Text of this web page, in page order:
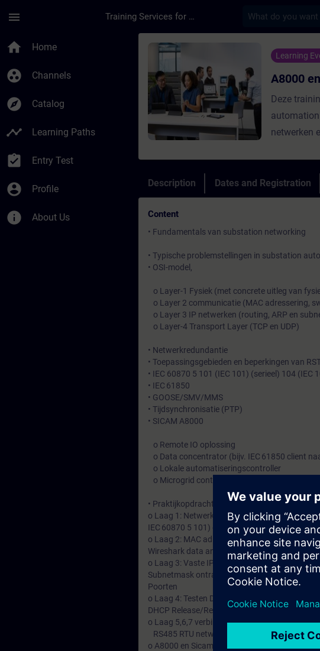
menu Training Services for Digital Industries
home Home
group_work Channels
explore Catalog
timeline Learning Paths
assignment_turned_in Entry Test
account_circle Profile
info About Us
Course - A8000 en
Learning
A8000
Deze
netwerken
technische
of
van
Description Dates and Registration
Content
• Fundamentals van substation networking
• Typische problemstellingen in substation
• OSI-model,
o Layer-1 Fysiek (met concrete uitleg van
o Layer 2 communicatie (MAC adressering,
o Layer 3 IP netwerken (routing, ARP en
o Layer-4 Transport Layer (TCP en UDP)
• Netwerkredundantie
• Toepassingsgebieden en beperkingen van
• IEC 60870 5 101 (IEC 101) (serieel) 104 (IEC
• IEC 61850
• GOOSE/SMV/MMS
• Tijdsynchronisatie (PTP)
• SICAM A8000
o Remote IO oplossing
o Data concentrator (bijv. IEC 61850 client
o Lokale automatiseringscontroller
o Microgrid controller
• Praktijkopdrachten: verbinden en
o Laag 1: Netwerken opbouwen tussen
IEC 60870 5 101) en verbindingen via glasvezel
o Laag 2: MAC adressen onderzoeken
Wireshark data analyseren
o Laag 3: Vaste IP adressen instellen. DHCP
Subnetmask ontrafelen.
Poorten
o Laag 4: Testen DHCP pingen websites,
DHCP Release/Renew: ipconfig /release en
o Laag 5,6,7 verbinding maken met software
RS485 RTU netwerk via gateway
o A8000 en Sicam koppelingen maken